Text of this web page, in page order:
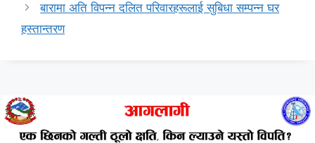
बारामा अति विपन्न दलित परिवारहरूलाई सुबिधा सम्पन्न घर
हस्तान्तरण